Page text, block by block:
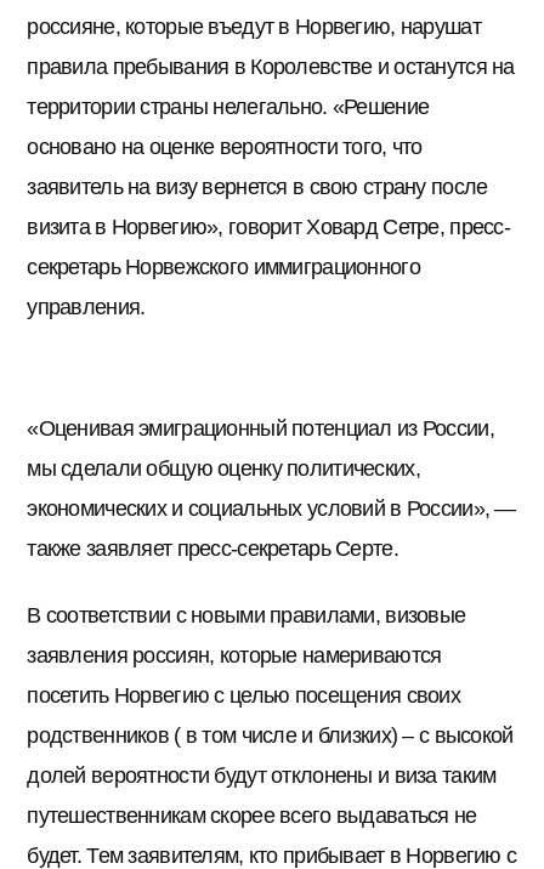
россияне, которые въедут в Норвегию, нарушат
правила пребывания в Королевстве и останутся на
территории страны нелегально. «Решение
основано на оценке вероятности того, что
заявитель на визу вернется в свою страну после
визита в Норвегию», говорит Ховард Сетре, пресс-
секретарь Норвежского иммиграционного
управления.
«Оценивая эмиграционный потенциал из России,
мы сделали общую оценку политических,
экономических и социальных условий в России», —
также заявляет пресс-секретарь Серте.
В соответствии с новыми правилами, визовые
заявления россиян, которые намериваются
посетить Норвегию с целью посещения своих
родственников ( в том числе и близких) – с высокой
долей вероятности будут отклонены и виза таким
путешественникам скорее всего выдаваться не
будет. Тем заявителям, кто прибывает в Норвегию с